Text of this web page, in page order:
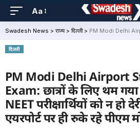
Aa
Swadesh News > राज्य> दिल्ली> PM Modi Delhi Airport Stay NEET Exam: छात्रों के लिए थम
दिल्ली
PM Modi Delhi Airport
Exam: छात्रों के लिए थम
NEET परीक्षार्थियों को न हो
एयरपोर्ट पर ही रुके रहे पीएम